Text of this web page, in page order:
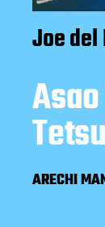
Joe
ARECHI